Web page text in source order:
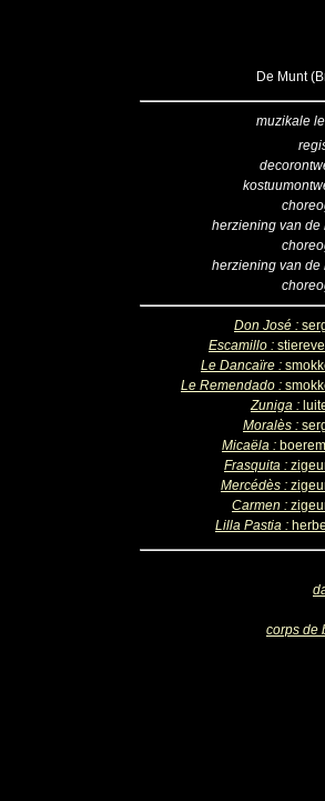
De Munt
muzikale
herziening van de
herziening van de
Don José :
Escamillo :
Le Dancaïre :
Le Remendado :
Zuniga :
Moralès :
Micaëla :
Frasquita :
Mercédès :
Carmen :
Lilla Pastia :
corps de